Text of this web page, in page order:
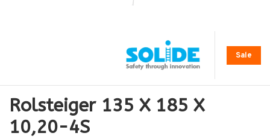
Sale
Rolsteiger 135 X 185 X
10,20-4S